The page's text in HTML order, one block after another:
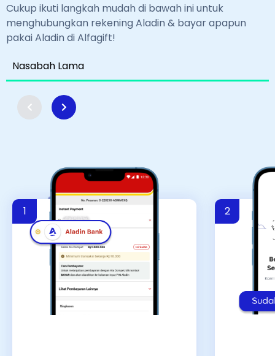
Cukup ikuti langkah mudah di bawah ini untuk
menghubungkan rekening Aladin & bayar apapun
pakai Aladin di Alfagift!
Nasabah Lama